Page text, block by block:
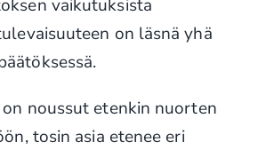
vaikutuksista
on läsnä yhä
noussut etenkin nuorten
tosin asia etenee eri